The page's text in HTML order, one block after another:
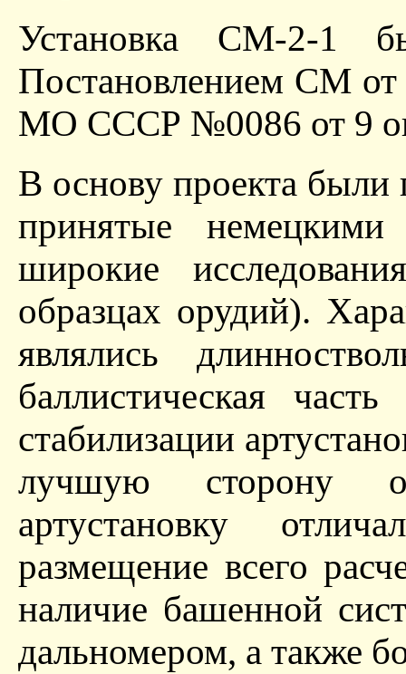
Установка СМ-2-1
Постановлением СМ от
МО СССР №0086 от 9
В основу проекта
принятые немецкими
широкие
образцах орудий).
являлись
баллистическая
стабилизации
лучшую сторону
артустановку
размещение всего
наличие башенной
дальномером, а также